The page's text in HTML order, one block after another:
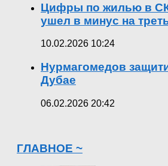
Цифры по жилью в
ушел в минус на
10.02.2026 10:24
Нурмагомедов
Дубае
06.02.2026 20:42
ГЛАВНОЕ ~